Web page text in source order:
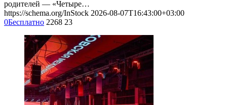
родителей — «Четыре…
https://schema.org/InStock 2026-08-07T16:43:00+03:00
0Бесплатно 2268 23